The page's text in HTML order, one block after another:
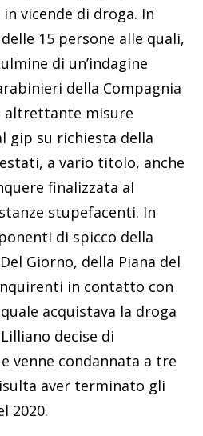
vicende di droga. In
15 persone alle quali,
di un’indagine
della Compagnia
altrettante misure
gip su richiesta della
a vario titolo, anche
finalizzata al
stupefacenti. In
di spicco della
Giorno, della Piana del
in contatto con
acquistava la droga
decise di
venne condannata a tre
aver terminato gli
2020.